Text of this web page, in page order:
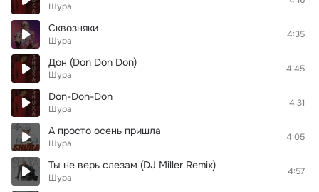
Шура
Сквозняки
Шура
4:35
Дон (Don Don Don)
Шура
4:45
Don-Don-Don
Шура
4:31
А просто осень пришла
Шура
4:05
Ты не верь слезам (DJ Miller Remix)
Шура
4:57